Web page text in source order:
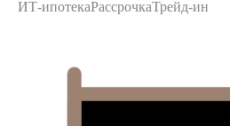
ИТ-ипотекаРассрочкаТрейд-ин